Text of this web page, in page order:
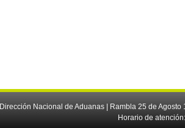
Dirección Nacional de Aduanas | Rambla 25 de
Horario de